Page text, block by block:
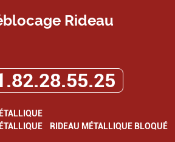
Rideau
RIDEAU MÉTALLIQUE BLOQUÉ